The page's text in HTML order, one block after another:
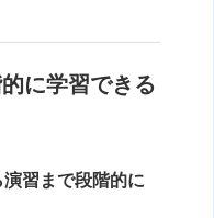
に学習できる
習まで段階的に